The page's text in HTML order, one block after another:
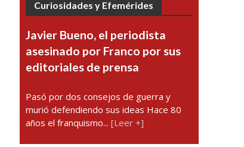
Curiosidades y Efemérides
Javier Bueno, el periodista
asesinado por Franco por sus
editoriales de prensa
Pasó por dos consejos de guerra y
murió defendiendo sus ideas Hace 80
años el franquismo...[Leer +]